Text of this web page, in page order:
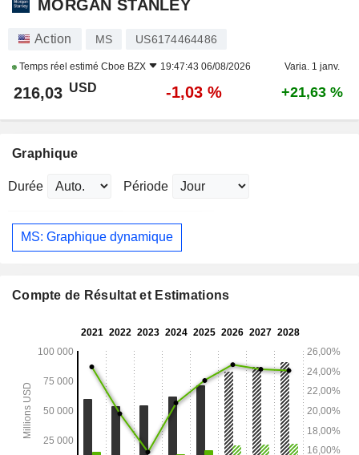
MORGAN STANLEY
Action MS US6174464486
Temps réel estimé Cboe BZX 19:47:43 06/08/2026 Varia. 1 janv.
216,03 USD -1,03 % +21,63 %
Graphique
Durée Période
MS: Graphique dynamique
Compte de Résultat et Estimations